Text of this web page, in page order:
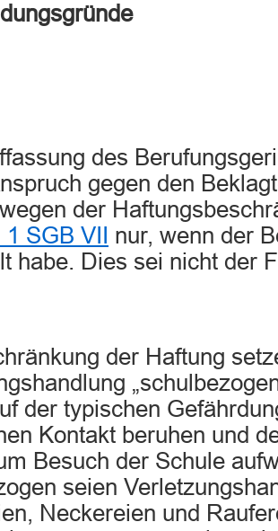
des
gegen den
der
SGB VII
nur, wenn der
habe. Dies sei nicht der
der Haftung
der typischen
Kontakt beruhen und
Besuch der Schule
seien
Neckereien und